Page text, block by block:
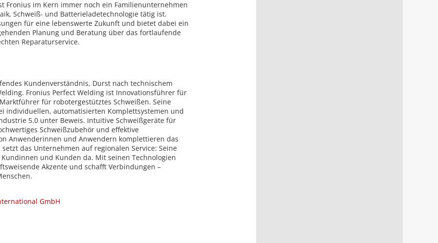
Fronius im Kern immer noch ein Familienunternehmen
Schweiß- und Batterieladetechnologie tätig ist.
für eine lebenswerte Zukunft und bietet dabei ein
Planung und Beratung über das fortlaufende
Reparaturservice.
Kundenverständnis, Durst nach technischem
Fronius Perfect Welding ist Innovationsführer für
für robotergestütztes Schweißen. Seine
individuellen, automatisierten Komplettsystemen und
5.0 unter Beweis. Intuitive Schweißgeräte für
Schweißzubehör und effektive
Anwenderinnen und Anwendern komplettieren das
setzt das Unternehmen auf regionalen Service: Seine
Kundinnen und Kunden da. Mit seinen Technologien
Akzente und schafft Verbindungen –
GmbH